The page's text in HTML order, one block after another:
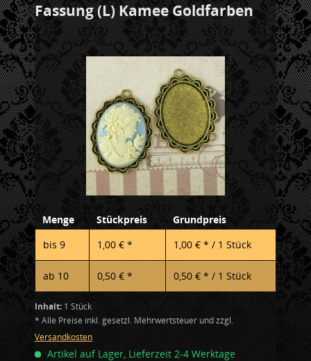
Fassung (L) Kamee Goldfarben
Menge Stückpreis
Grundpreis
bis 9 1,00 € * 1,00 € * / 1 Stück
ab 10 0,50 € * 0,50 € * / 1 Stück
Inhalt: 1 Stück
* Alle Preise inkl. gesetzl. Mehrwertsteuer und zzgl.
Versandkosten
Artikel auf Lager, Lieferzeit 2-4 Werktage